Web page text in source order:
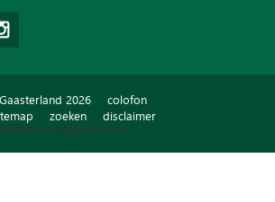
2026
colofon
zoeken disclaimer
op Leadingcourses.com